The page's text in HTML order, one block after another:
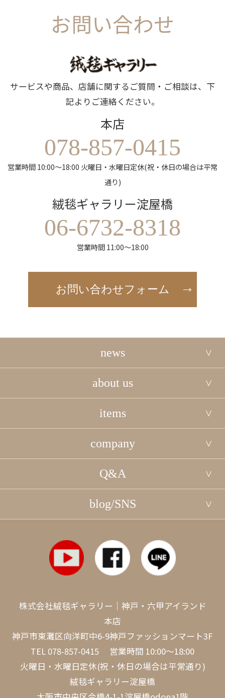
お問い合わせ
サービスや商品、店舗に関するご質問・ご相談は、下
記よりご連絡ください。
本店
078-857-0415
営業時間 10:00～18:00 火曜日・水曜日定休(祝・休日の場合は平常
通り)
絨毯ギャラリー淀屋橋
06-6732-8318
営業時間 11:00～18:00
お問い合わせフォーム
news
about us
items
company
Q&A
blog/SNS
株式会社絨毯ギャラリー｜神戸・六甲アイランド
本店
神戸市東灘区向洋町中6-9神戸ファッションマート3F
TEL 078-857-0415 営業時間 10:00～18:00
火曜日・水曜日定休(祝・休日の場合は平常通り)
絨毯ギャラリー淀屋橋